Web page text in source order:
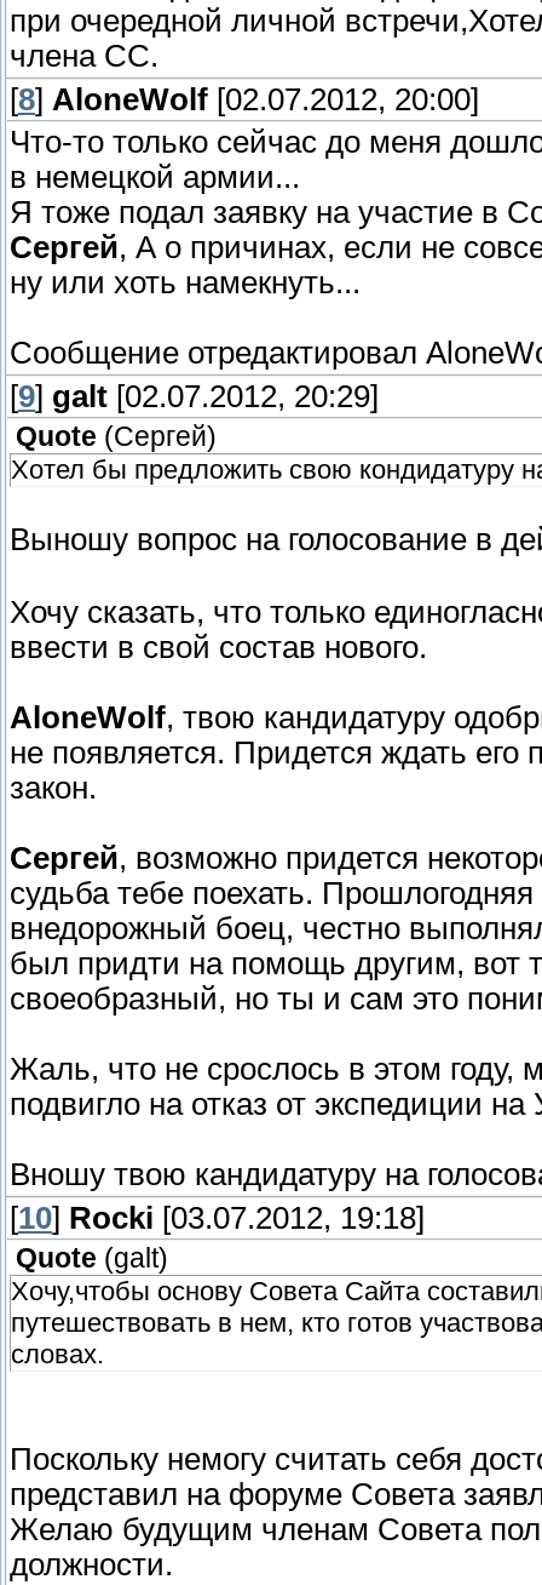
при очередной личной
члена СС.
[8] AloneWolf [02.07.2012, 20:00]
Что-то только сейчас до меня
в немецкой армии...
Я тоже подал заявку на участие в
Сергей, А о причинах, если не
ну или хоть намекнуть...
Сообщение отредактировал
[9] galt [02.07.2012, 20:29]
Quote (Сергей)
Хотел бы предложить свою кондидатуру
Выношу вопрос на голосование в
Хочу сказать, что только
ввести в свой состав нового.
AloneWolf, твою кандидатуру
не появляется. Придется ждать его
закон.
Сергей, возможно придется
судьба тебе поехать.
внедорожный боец, честно
был придти на помощь другим, вот
своеобразный, но ты и сам это
Жаль, что не срослось в этом году,
подвигло на отказ от экспедиции на
Вношу твою кандидатуру на
[10] Rocki [03.07.2012, 19:18]
Quote (galt)
Хочу,чтобы основу Совета Сайта
путешествовать в нем, кто готов
словах.
Поскольку немогу считать себя
представил на форуме Совета
Желаю будущим членам Совета
должности.